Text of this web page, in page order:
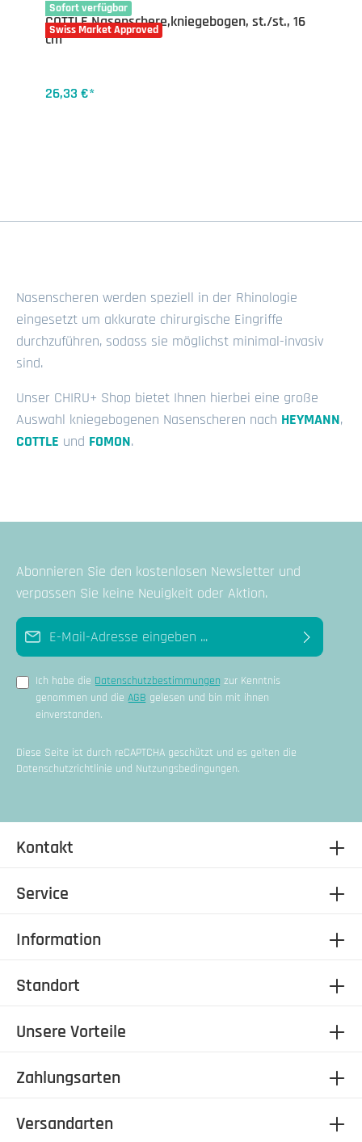
Sofort verfügbar
Swiss Market Approved
04-1415.16
COTTLE Nasenschere,kniegebogen, st./st., 16
cm
26,33 €*
Nasenscheren werden speziell in der Rhinologie
eingesetzt um akkurate chirurgische Eingriffe
durchzuführen, sodass sie möglichst minimal-invasiv
sind.
Unser CHIRU+ Shop bietet Ihnen hierbei eine große
Auswahl kniegebogenen Nasenscheren nach HEYMANN,
COTTLE und FOMON.
Abonnieren Sie den kostenlosen Newsletter und
verpassen Sie keine Neuigkeit oder Aktion.
E-Mail-Adresse*
Ich habe die Datenschutzbestimmungen zur Kenntnis
genommen und die AGB gelesen und bin mit ihnen
einverstanden.
Diese Seite ist durch reCAPTCHA geschützt und es gelten die
Datenschutzrichtlinie und Nutzungsbedingungen.
Standort
Unsere Vorteile
Kontakt
Service
Information
Zahlungsarten
Versandarten